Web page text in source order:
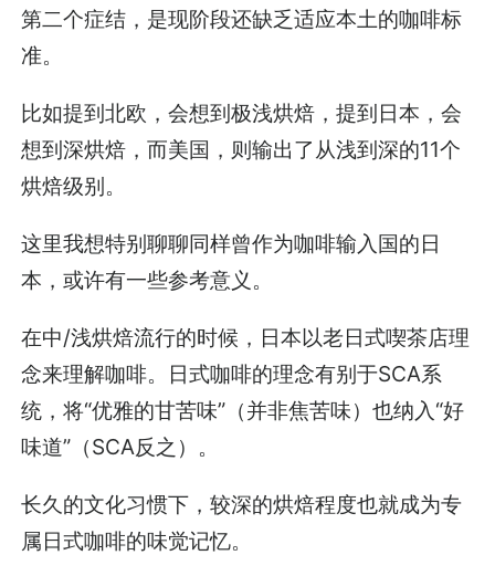
第二个症结，是现阶段还缺乏适应本土的咖啡标
准。
比如提到北欧，会想到极浅烘焙，提到日本，会
想到深烘焙，而美国，则输出了从浅到深的11个
烘焙级别。
这里我想特别聊聊同样曾作为咖啡输入国的日
本，或许有一些参考意义。
在中/浅烘焙流行的时候，日本以老日式喫茶店理
念来理解咖啡。日式咖啡的理念有别于SCA系
统，将“优雅的甘苦味”（并非焦苦味）也纳入“好
味道”（SCA反之）。
长久的文化习惯下，较深的烘焙程度也就成为专
属日式咖啡的味觉记忆。